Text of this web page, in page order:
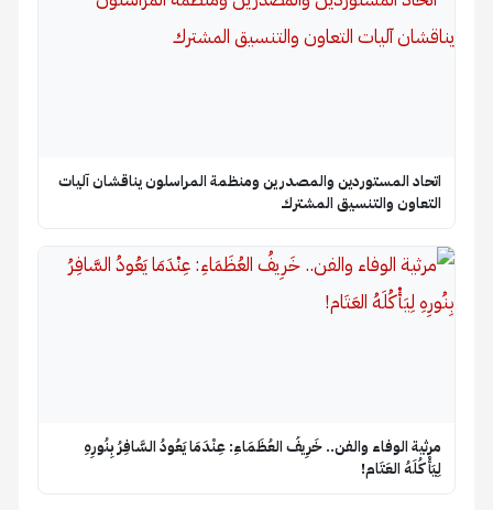
اتحاد المستوردين والمصدرين ومنظمة المراسلون يناقشان آليات
التعاون والتنسيق المشترك
​مرثية الوفاء والفن.. خَرِيفُ العُظَمَاءِ: عِنْدَمَا يَعُودُ السَّافِرُ بِنُورِهِ
لِيَأْكُلَهُ العَتَام!